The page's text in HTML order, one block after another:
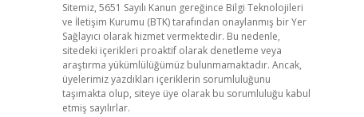
Sitemiz, 5651 Sayılı Kanun gereğince Bilgi Teknolojileri
ve İletişim Kurumu (BTK) tarafından onaylanmış bir Yer
Sağlayıcı olarak hizmet vermektedir. Bu nedenle,
sitedeki içerikleri proaktif olarak denetleme veya
araştırma yükümlülüğümüz bulunmamaktadır. Ancak,
üyelerimiz yazdıkları içeriklerin sorumluluğunu
taşımakta olup, siteye üye olarak bu sorumluluğu kabul
etmiş sayılırlar.